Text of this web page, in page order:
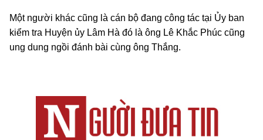
Một người khác cũng là cán bộ đang công tác tại Ủy ban
kiểm tra Huyện ủy Lâm Hà đó là ông Lê Khắc Phúc cũng
ung dung ngồi đánh bài cùng ông Thắng.